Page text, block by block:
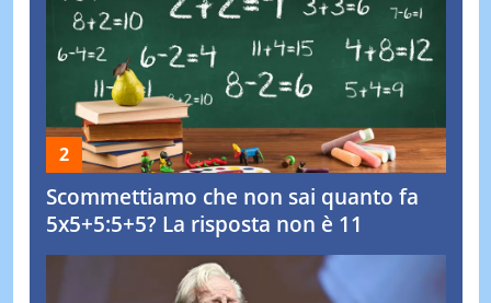
Scommettiamo che non sai quanto fa
5x5+5:5+5? La risposta non è 11